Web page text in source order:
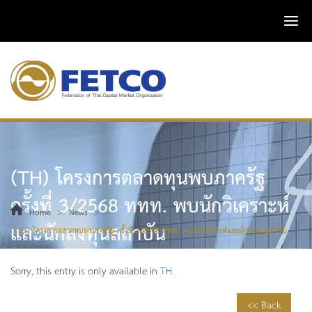
(TH) โครงการตลาดทุนพบภาครัฐ
ครั้งที่ 3/2568 ททท. พบนักวิเคราะห์
และนักลงทุนสถาบัน
Home > News >
(TH) โครงการตลาดทุนพบภาครัฐ ครั้งที่ 3/2568 ททท. พบนักวิเคราะห์และนักลงทุนสถาบัน
Sorry, this entry is only available inTH.
<< Back